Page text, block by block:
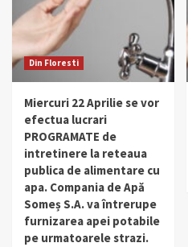
Din Floresti
Miercuri 22 Aprilie se vor
efectua lucrari
PROGRAMATE de
intretinere la reteaua
publica de alimentare cu
apa. Compania de Apă
Someș S.A. va întrerupe
furnizarea apei potabile
pe urmatoarele strazi.